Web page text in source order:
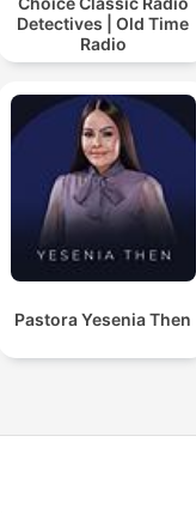
Detectives | Old Time
Radio
Pastora Yesenia Then